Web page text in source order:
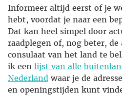
Informeer altijd eerst of je
hebt, voordat je naar een
Dat kan heel simpel door
raadplegen of, nog beter, de
consulaat van het land te
ik een lijst van alle
Nederland waar je de
en openingstijden kunt